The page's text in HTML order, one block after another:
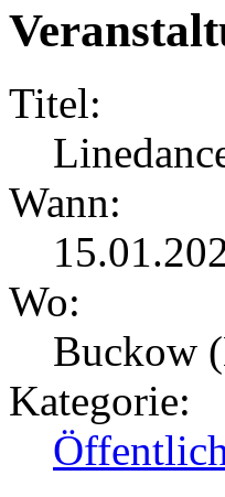
Titel:
Wann:
Wo:
Buckow
Kategorie: